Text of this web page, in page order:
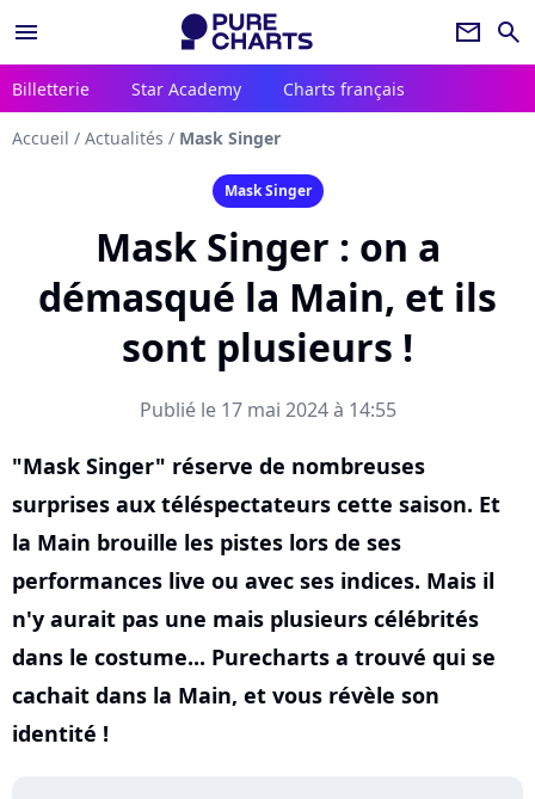
menu newsletter search
Billetterie Star Academy Charts français
Accueil / Actualités / Mask Singer
Mask Singer
Mask Singer : on a
démasqué la Main, et ils
sont plusieurs !
Publié le 17 mai 2024 à 14:55
"Mask Singer" réserve de nombreuses
surprises aux téléspectateurs cette saison. Et
la Main brouille les pistes lors de ses
performances live ou avec ses indices. Mais il
n'y aurait pas une mais plusieurs célébrités
dans le costume... Purecharts a trouvé qui se
cachait dans la Main, et vous révèle son
identité !